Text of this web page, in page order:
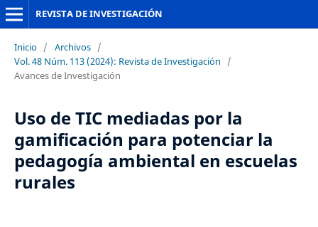
REVISTA DE INVESTIGACIÓN
Inicio / Archivos /
Vol. 48 Núm. 113 (2024): Revista de Investigación
/
Avances de Investigación
Uso de TIC mediadas por la
gamificación para potenciar la
pedagogía ambiental en escuelas
rurales